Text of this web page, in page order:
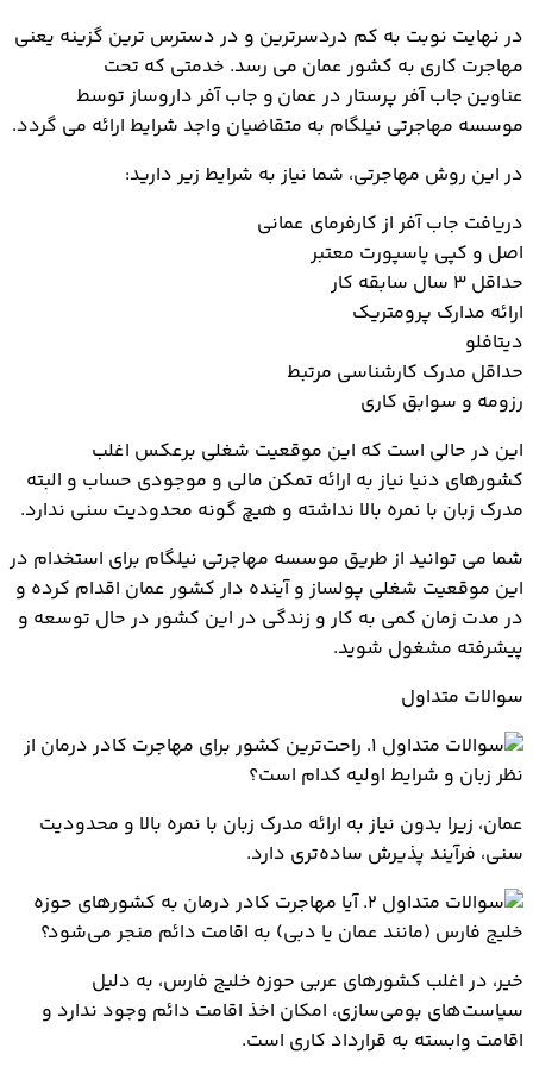
در نهایت نوبت به کم دردسرترین و در دسترس ترین گزینه یعنی
مهاجرت کاری به کشور عمان می رسد. خدمتی که تحت
عناوین جاب آفر پرستار در عمان و جاب آفر داروساز توسط
موسسه مهاجرتی نیلگام به متقاضیان واجد شرایط ارائه می گردد.
در این روش مهاجرتی، شما نیاز به شرایط زیر دارید:
دریافت جاب آفر از کارفرمای عمانی
اصل و کپی پاسپورت معتبر
حداقل 3 سال سابقه کار
ارائه مدارک پرومتریک
دیتافلو
حداقل مدرک کارشناسی مرتبط
رزومه و سوابق کاری
این در حالی است که این موقعیت شغلی برعکس اغلب
کشورهای دنیا نیاز به ارائه تمکن مالی و موجودی حساب و البته
مدرک زبان با نمره بالا نداشته و هیچ گونه محدودیت سنی ندارد.
شما می توانید از طریق موسسه مهاجرتی نیلگام برای استخدام در
این موقعیت شغلی پولساز و آینده دار کشور عمان اقدام کرده و
در مدت زمان کمی به کار و زندگی در این کشور در حال توسعه و
پیشرفته مشغول شوید.
سوالات متداول
۱. راحت‌ترین کشور برای مهاجرت کادر درمان از
نظر زبان و شرایط اولیه کدام است؟
عمان، زیرا بدون نیاز به ارائه مدرک زبان با نمره بالا و محدودیت
سنی، فرآیند پذیرش ساده‌تری دارد.
۲. آیا مهاجرت کادر درمان به کشورهای حوزه
خلیج فارس (مانند عمان یا دبی) به اقامت دائم منجر می‌شود؟
خیر، در اغلب کشورهای عربی حوزه خلیج فارس، به دلیل
سیاست‌های بومی‌سازی، امکان اخذ اقامت دائم وجود ندارد و
اقامت وابسته به قرارداد کاری است.